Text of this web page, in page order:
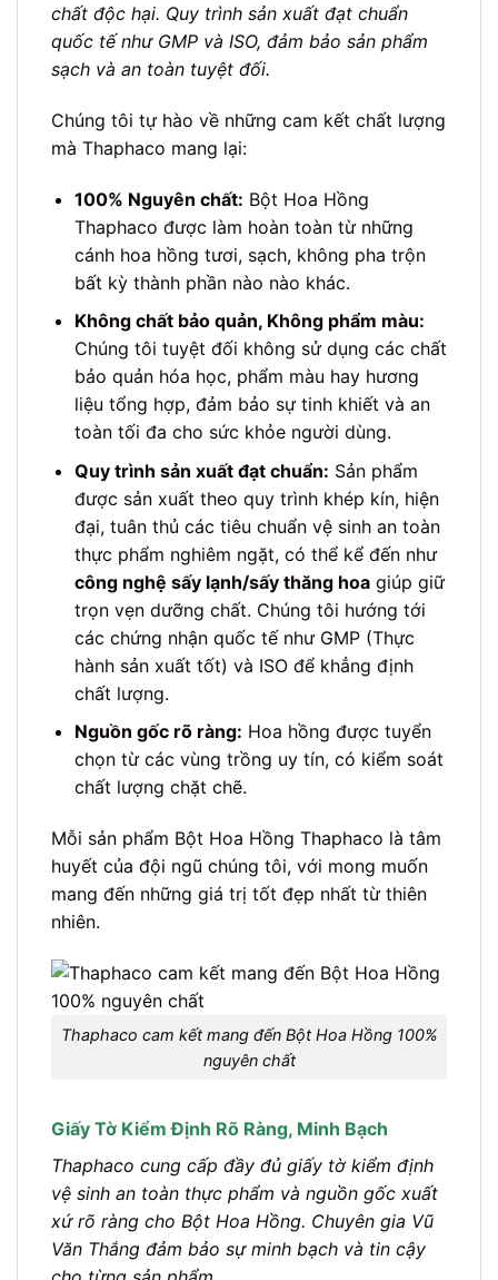
chất độc hại. Quy trình sản xuất đạt chuẩn
quốc tế như GMP và ISO, đảm bảo sản phẩm
sạch và an toàn tuyệt đối.
Chúng tôi tự hào về những cam kết chất lượng
mà Thaphaco mang lại:
100% Nguyên chất: Bột Hoa Hồng
Thaphaco được làm hoàn toàn từ những
cánh hoa hồng tươi, sạch, không pha trộn
bất kỳ thành phần nào nào khác.
Không chất bảo quản, Không phẩm màu:
Chúng tôi tuyệt đối không sử dụng các chất
bảo quản hóa học, phẩm màu hay hương
liệu tổng hợp, đảm bảo sự tinh khiết và an
toàn tối đa cho sức khỏe người dùng.
Quy trình sản xuất đạt chuẩn: Sản phẩm
được sản xuất theo quy trình khép kín, hiện
đại, tuân thủ các tiêu chuẩn vệ sinh an toàn
thực phẩm nghiêm ngặt, có thể kể đến như
công nghệ sấy lạnh/sấy thăng hoagiúp giữ
trọn vẹn dưỡng chất. Chúng tôi hướng tới
các chứng nhận quốc tế như GMP (Thực
hành sản xuất tốt) và ISO để khẳng định
chất lượng.
Nguồn gốc rõ ràng: Hoa hồng được tuyển
chọn từ các vùng trồng uy tín, có kiểm soát
chất lượng chặt chẽ.
Mỗi sản phẩm Bột Hoa Hồng Thaphaco là tâm
huyết của đội ngũ chúng tôi, với mong muốn
mang đến những giá trị tốt đẹp nhất từ thiên
nhiên.
Thaphaco cam kết mang đến Bột Hoa Hồng 100%
nguyên chất
Giấy Tờ Kiểm Định Rõ Ràng, Minh Bạch
Thaphaco cung cấp đầy đủ giấy tờ kiểm định
vệ sinh an toàn thực phẩm và nguồn gốc xuất
xứ rõ ràng cho Bột Hoa Hồng. Chuyên gia Vũ
Văn Thắng đảm bảo sự minh bạch và tin cậy